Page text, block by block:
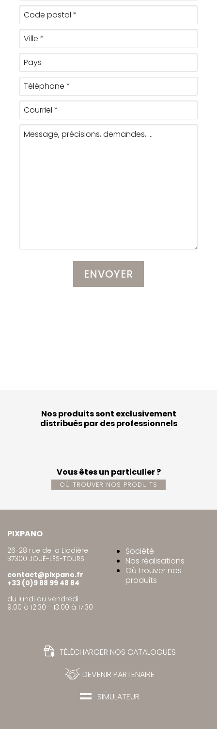
Nos produits sont exclusivement
distribués par des professionnels
Vous êtes un particulier ?
OÙ TROUVER NOS PRODUITS
PIXPANO
26-28 rue de la Liodière
37300 JOUÉ-LÈS-TOURS
contact@pixpano.fr
+33 (0)9 88 99 48 84
du lundi au vendredi
9:00 à 12:30 - 13:00 à 17:30
Société
Nos réalisations
Où trouver nos
produits
TÉLÉCHARGER NOS CATALOGUES
DEVENIR PARTENAIRE
SIMULATEUR